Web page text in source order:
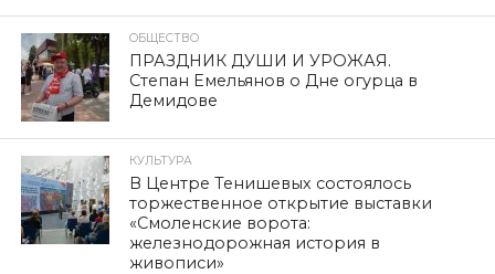
ОБЩЕСТВО
ПРАЗДНИК ДУШИ И УРОЖАЯ.
Степан Емельянов о Дне огурца в
Демидове
КУЛЬТУРА
В Центре Тенишевых состоялось
торжественное открытие выставки
«Смоленские ворота:
железнодорожная история в
живописи»